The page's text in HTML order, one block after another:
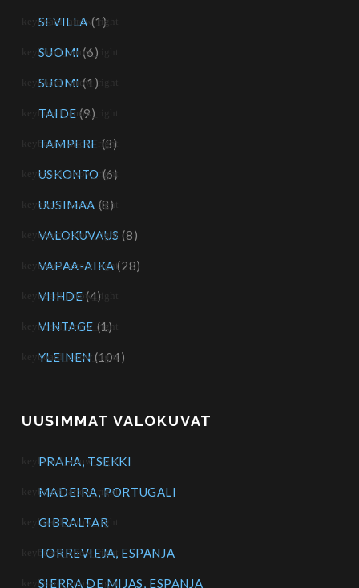
SEVILLA (1)
SUOMI (6)
SUOMI (1)
TAIDE (9)
TAMPERE (3)
USKONTO (6)
UUSIMAA (8)
VALOKUVAUS (8)
VAPAA-AIKA (28)
VIIHDE (4)
VINTAGE (1)
YLEINEN (104)
UUSIMMAT VALOKUVAT
PRAHA, TSEKKI
MADEIRA, PORTUGALI
GIBRALTAR
TORREVIEJA, ESPANJA
SIERRA DE MIJAS, ESPANJA